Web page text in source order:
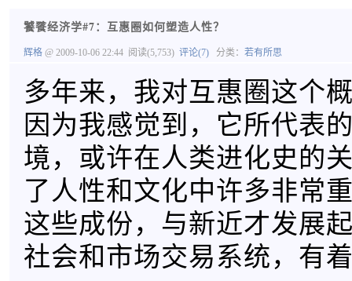
饕餮经济学#7：互惠圈如何塑造人性？
辉格 @ 2009-10-06 22:44 阅读(5,753) 评论(7) 分类： 若有所思
多年来，我对互惠圈这个
因为我感觉到，它所代表
境，或许在人类进化史的
了人性和文化中许多非常
这些成份，与新近才发展
社会和市场交易系统，有